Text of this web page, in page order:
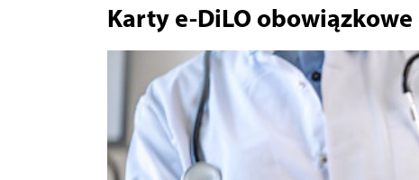
Karty e-DiLO